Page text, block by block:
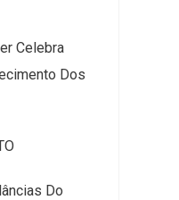
Celebra
Dos
Do